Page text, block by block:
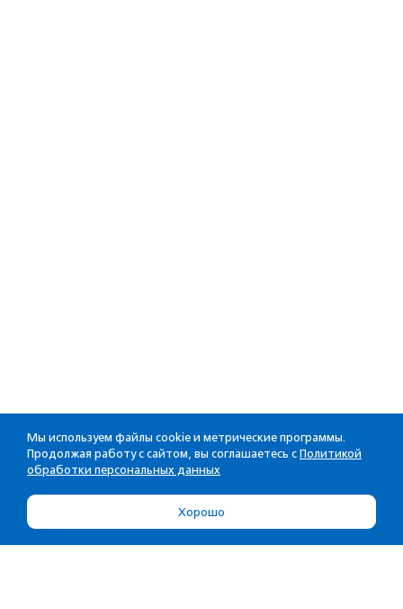
Мы используем файлы cookie и метрические программы.
Продолжая работу с сайтом, вы соглашаетесь с Политикой
обработки персональных данных
Хорошо